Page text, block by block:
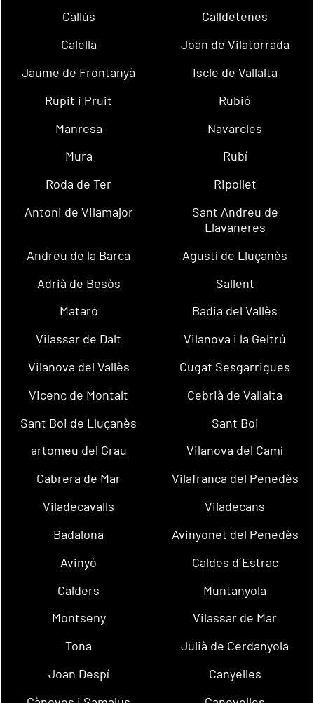
Callús
Calldetenes
Calella
Joan de Vilatorrada
Jaume de Frontanyà
Iscle de Vallalta
Rupit i Pruit
Rubió
Manresa
Navarcles
Mura
Rubí
Roda de Ter
Ripollet
Antoni de Vilamajor
Sant Andreu de
Llavaneres
Andreu de la Barca
Agustí de Lluçanès
Adrià de Besòs
Sallent
Mataró
Badia del Vallès
Vilassar de Dalt
Vilanova i la Geltrú
Vilanova del Vallès
Cugat Sesgarrigues
Vicenç de Montalt
Cebrià de Vallalta
Sant Boi de Lluçanès
Sant Boi
artomeu del Grau
Vilanova del Camí
Cabrera de Mar
Vilafranca del Penedès
Viladecavalls
Viladecans
Badalona
Avinyonet del Penedès
Avinyó
Caldes d´Estrac
Calders
Muntanyola
Montseny
Vilassar de Mar
Tona
Julià de Cerdanyola
Joan Despí
Canyelles